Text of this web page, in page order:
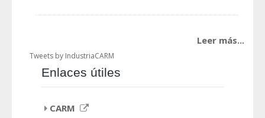
Leer más...
Tweets by IndustriaCARM
Enlaces útiles
CARM